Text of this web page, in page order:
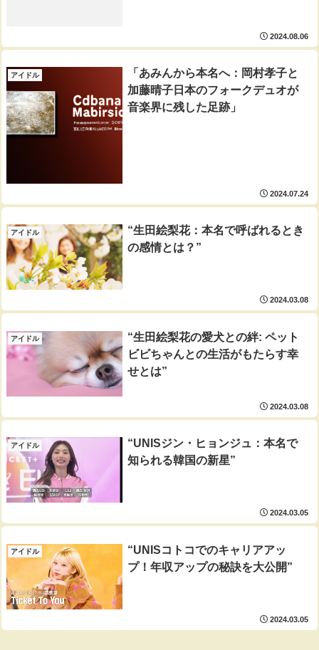
2024.08.06
アイドル
「あみんから本名へ：岡村孝子と
加藤晴子日本のフォークデュオが
音楽界に残した足跡」
2024.07.24
アイドル
“生田絵梨花：本名で呼ばれるとき
の感情とは？”
2024.03.08
アイドル
“生田絵梨花の愛犬との絆: ペット
ビビちゃんとの生活がもたらす幸
せとは”
2024.03.08
アイドル
“UNISジン・ヒョンジュ：本名で
知られる韓国の新星”
2024.03.05
アイドル
“UNISコトコでのキャリアアッ
プ！年収アップの秘訣を大公開”
2024.03.05